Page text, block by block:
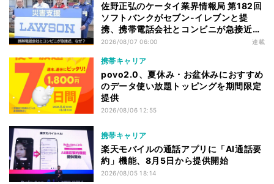
佐野正弘のケータイ業界情報局 第182回
ソフトバンクがセブン-イレブンと提
携、携帯電話会社とコンビニが急接近す
る理由は
2026/08/07 06:00 連載
携帯キャリア
povo2.0、夏休み・お盆休みにおすすめ
のデータ使い放題トッピングを期間限定
提供
2026/08/06 12:55
携帯キャリア
楽天モバイルの通話アプリに「AI通話要
約」機能、8月5日から提供開始
2026/08/05 18:14